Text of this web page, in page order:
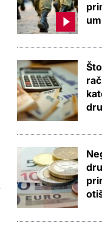
PROVJERITE PONUDU